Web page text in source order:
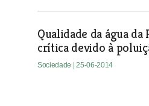
Qualidade da água
crítica devido à
Sociedade | 25-06-2014